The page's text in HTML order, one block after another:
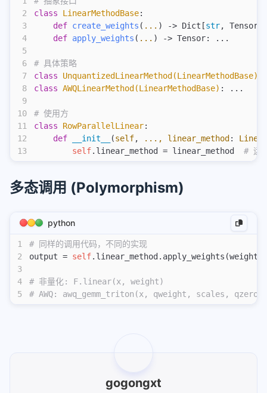
2
3
4
5
6
7
8
9
10
11
12
13
class LinearMethodBase:
    def
create_weights ( ... ) -> Dict[str,
    def
apply_weights ( ... ) -> Tensor: ...
# 具体策略
class UnquantizedLinearMethod(LinearMethodBase)
class AWQLinearMethod(LinearMethodBase) : ...
# 使用方
class RowParallelLinear:
    def
__init__ (self, ..., linear_method :
        self
.linear_method = linear_method # 运
多态调用 (Polymorphism)
python
1
2
3
4
5
# 同样的调用代码，不同的实现
output = self
# 非量化: F.linear(x, weight)
# AWQ: awq_gemm_triton(x, qweight, scales, qzeros)
gogongxt